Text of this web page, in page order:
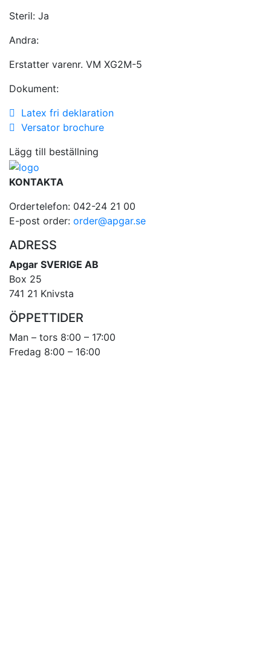
Steril: Ja
Andra:
Erstatter varenr. VM XG2M-5
Dokument:
Latex fri deklaration
Versator brochure
Lägg till beställning
KONTAKTA
Ordertelefon: 042-24 21 00
E-post order: order@apgar.se
ADRESS
Apgar SVERIGE AB
Box 25
741 21 Knivsta
ÖPPETTIDER
Man – tors 8:00 – 17:00
Fredag 8:00 – 16:00